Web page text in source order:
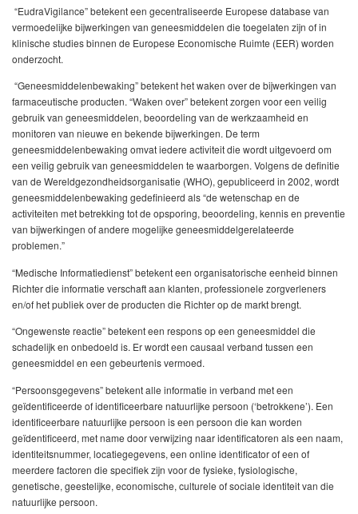
“EudraVigilance” betekent een gecentraliseerde Europese database van
vermoedelijke bijwerkingen van geneesmiddelen die toegelaten zijn of in
klinische studies binnen de Europese Economische Ruimte (EER) worden
onderzocht.
“Geneesmiddelenbewaking” betekent het waken over de bijwerkingen van
farmaceutische producten. “Waken over” betekent zorgen voor een veilig
gebruik van geneesmiddelen, beoordeling van de werkzaamheid en
monitoren van nieuwe en bekende bijwerkingen. De term
geneesmiddelenbewaking omvat iedere activiteit die wordt uitgevoerd om
een veilig gebruik van geneesmiddelen te waarborgen. Volgens de definitie
van de Wereldgezondheidsorganisatie (WHO), gepubliceerd in 2002, wordt
geneesmiddelenbewaking gedefinieerd als “de wetenschap en de
activiteiten met betrekking tot de opsporing, beoordeling, kennis en preventie
van bijwerkingen of andere mogelijke geneesmiddelgerelateerde
problemen.”
“Medische Informatiedienst” betekent een organisatorische eenheid binnen
Richter die informatie verschaft aan klanten, professionele zorgverleners
en/of het publiek over de producten die Richter op de markt brengt.
“Ongewenste reactie” betekent een respons op een geneesmiddel die
schadelijk en onbedoeld is. Er wordt een causaal verband tussen een
geneesmiddel en een gebeurtenis vermoed.
“Persoonsgegevens” betekent alle informatie in verband met een
geïdentificeerde of identificeerbare natuurlijke persoon (‘betrokkene’). Een
identificeerbare natuurlijke persoon is een persoon die kan worden
geïdentificeerd, met name door verwijzing naar identificatoren als een naam,
identiteitsnummer, locatiegegevens, een online identificator of een of
meerdere factoren die specifiek zijn voor de fysieke, fysiologische,
genetische, geestelijke, economische, culturele of sociale identiteit van die
natuurlijke persoon.